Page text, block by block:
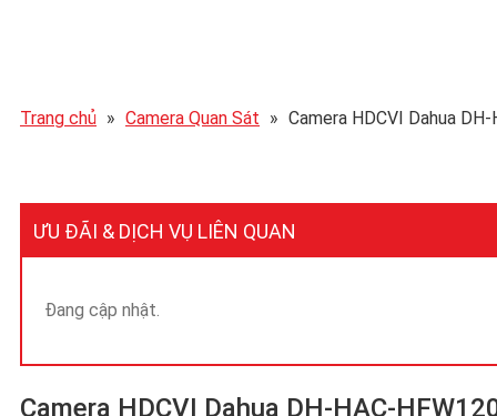
Trang chủ » Camera Quan Sát » Camera HDCVI Dahua
ƯU ĐÃI & DỊCH VỤ LIÊN QUAN
Đang cập nhật.
Camera HDCVI Dahua DH-HAC-